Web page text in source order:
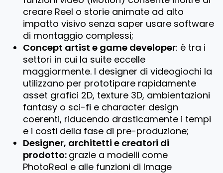
creare Reel o storie animate ad alto
impatto visivo senza saper usare software
di montaggio complessi;
Concept artist e game developer: è tra i
settori in cui la suite eccelle
maggiormente. I designer di videogiochi la
utilizzano per prototipare rapidamente
asset grafici 2D, texture 3D, ambientazioni
fantasy o sci-fi e character design
coerenti, riducendo drasticamente i tempi
e i costi della fase di pre-produzione;
Designer, architetti e creatori di
prodotto: grazie a modelli come
PhotoReal e alle funzioni di Image